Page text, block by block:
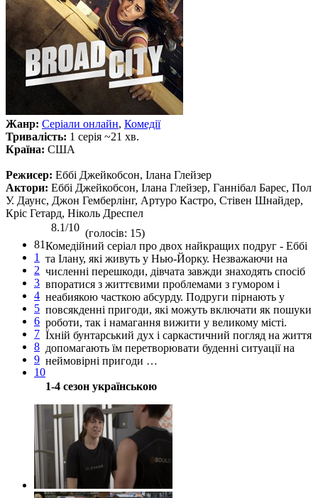
Жанр: Серіали онлайн, Комедії
Тривалість: 1 серія ~21 хв.
Країна: США
Режисер: Еббі Джейкобсон, Ілана Глейзер
Актори: Еббі Джейкобсон, Ілана Глейзер, Ганнібал Барес, Пол
У. Даунс, Джон Гемберлінг, Артуро Кастро, Стівен Шнайдер,
Кріс Гетард, Ніколь Дреспел
81
1
2
3
4
5
6
7
8
9
10
8.1/10 (голосів: 15)
Комедійний серіал про двох найкращих подруг - Еббі
та Ілану, які живуть у Нью-Йорку. Незважаючи на
численні перешкоди, дівчата завжди знаходять спосіб
впоратися з життєвими проблемами з гумором і
неабиякою часткою абсурду. Подруги пірнають у
повсякденні пригоди, які можуть включати як пошуки
роботи, так і намагання вижити у великому місті.
Їхній бунтарський дух і саркастичний погляд на життя
допомагають їм перетворювати буденні ситуації на
неймовірні пригоди …
1-4 сезон українською